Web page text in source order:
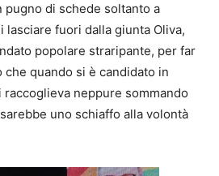
di schede soltanto a
lasciare fuori dalla giunta Oliva,
popolare straripante, per far
quando si è candidato in
neppure sommando
uno schiaffo alla volontà